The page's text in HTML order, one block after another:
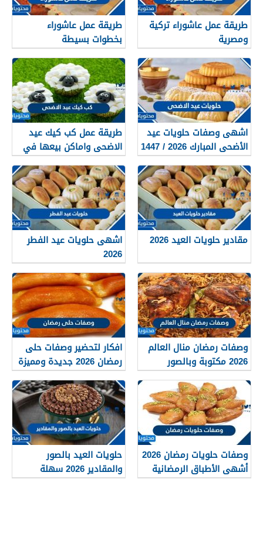
طريقة عمل عاشوراء تركية
ومصرية
طريقة عمل عاشوراء
بخطوات بسيطة
اشهى وصفات حلويات عيد
الأضحى المبارك 2026 / 1447
طريقة عمل كب كيك عيد
الاضحى واماكن بيعها في
السعودية 2026 / 1447
مقادير حلويات العيد 2026
اشهى حلويات عيد الفطر
2026
وصفات رمضان منال العالم
2026 مكتوبة وبالصور
افكار لتحضير وصفات حلى
رمضان 2026 جديدة ومميزة
وصفات حلويات رمضان 2026
أشهى الأطباق الرمضانية
السهلة والمميزة
حلويات العيد بالصور
والمقادير 2026 سهلة
التحضير